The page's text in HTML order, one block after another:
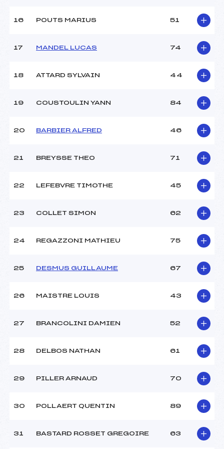
16 POUTS MARIUS 51
17 MANDEL LUCAS 74
18 ATTARD SYLVAIN 44
19 COUSTOULIN YANN 84
20 BARBIER ALFRED 46
21 BREYSSE THEO 71
22 LEFEBVRE TIMOTHE 45
23 COLLET SIMON 62
24 REGAZZONI MATHIEU 75
25 DESMUS GUILLAUME 67
26 MAISTRE LOUIS 43
27 BRANCOLINI DAMIEN 52
28 DELBOS NATHAN 61
29 PILLER ARNAUD 70
30 POLLAERT QUENTIN 89
31 BASTARD ROSSET GREGOIRE 63